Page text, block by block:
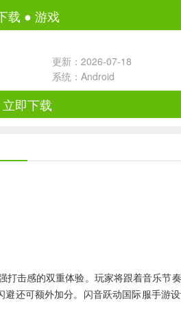
载 ● 游戏
更新：2026-07-18
系统：Android
立即下载
击感的双重体验。玩家将跟着音乐节
还可额外加分。闪音跃动国际服手